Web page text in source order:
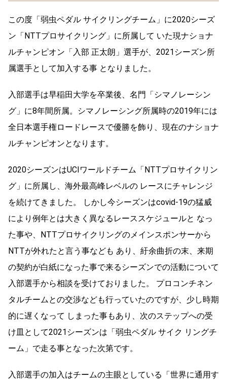
この度「弱虫ペダル サイクリングチーム」に2020シーズ
ン「NTTプロサイクリング」に所属して いた現ナショナ
ルチャンピオン「入部 正太朗」選手が、2021シーズン所
属選手として加入する事 となりました。
入部選手は早稲田大学を卒業後、名門「シマノレーシン
グ」に8年間所属。シマノレーシング所属時の2019年には
全日本選手権ロードレースで優勝を飾り、現在のナショナ
ルチャンピオンとなります。
2020シーズンはUCIワールドチーム「NTTプロサイクリン
グ」に所属し、海外最高峰レベルの レースにチャレンジ
を続けてきました。 しかし今シーズンはcovid-19の猛威
により例年とは大きく異なるレーススケジュールと なっ
た事や、NTTプロサイクリングのメインスポンサーから
NTTが外れたと言う事なども あり、紆余曲折の末、来期
の契約が白紙になった事で来るシーズンでの活動について
入部選手から相談を受けておりました。 プロコンチネン
タルチームとの交渉なども行っていたのですが、少し時期
的に遅くなって しまった事もあり、次のステップへの受
け皿として2021シーズンは「弱虫ペダル サイク リングチ
ーム」で走る事となった次第です。
入部選手の加入はチームの主眼としている「世界に通用す